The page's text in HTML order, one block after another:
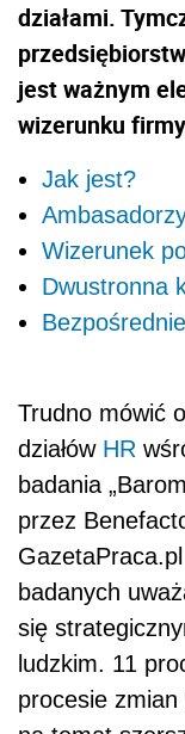
działami.
jest ważnym
wizerunku
Jak jest?
Wizerunek
Dwustronna
Trudno mówić
działów HR
badania
przez
badanych
się
ludzkim. 11
procesie